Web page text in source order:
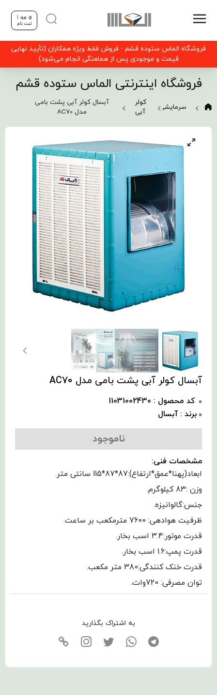
ورود |
ثبت نام
فروشگاه الماس ستوده قشم - فروش فقط ویژه همکاران (تأیید نهایی
قیمت و موجودی پس از هماهنگی انجام می‌شود)
فروشگاه اینترنتی الماس ستوده قشم
سرمایشی
کولر
آبی
آبسال کولر آبی پشت بامی
مدل AC70
آبسال کولر آبی پشت بامی مدل AC70
کد محصول : 11031002430
برند : آبسال
ناموجود
مشخصات فنی:
ابعاد(پهنا*عمق*ارتفاع):87*87*115 سانتی متر.
وزن :83 کیلوگرم.
جنس:گالوانیزه.
ظرفیت هوادهی: 7600 مترمکعب بر ساعت.
قدرت موتور:3.4 اسب بخار.
قدرت پمپ:1.6 اسب بخار.
قدرت خنک کنندگی:380 متر مکعب.
توان مصرفی: 720وات.
به اشتراک بگذارید